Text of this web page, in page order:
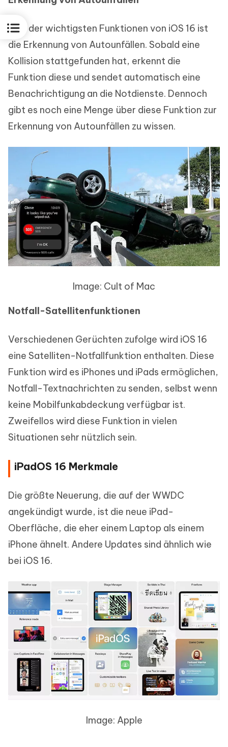
Eine der wichtigsten Funktionen von iOS 16 ist
die Erkennung von Autounfällen. Sobald eine
Kollision stattgefunden hat, erkennt die
Funktion diese und sendet automatisch eine
Benachrichtigung an die Notdienste. Dennoch
gibt es noch eine Menge über diese Funktion zur
Erkennung von Autounfällen zu wissen.
Image: Cult of Mac
Notfall-Satellitenfunktionen
Verschiedenen Gerüchten zufolge wird iOS 16
eine Satelliten-Notfallfunktion enthalten. Diese
Funktion wird es iPhones und iPads ermöglichen,
Notfall-Textnachrichten zu senden, selbst wenn
keine Mobilfunkabdeckung verfügbar ist.
Zweifellos wird diese Funktion in vielen
Situationen sehr nützlich sein.
iPadOS 16 Merkmale
Die größte Neuerung, die auf der WWDC
angekündigt wurde, ist die neue iPad-
Oberfläche, die eher einem Laptop als einem
iPhone ähnelt. Andere Updates sind ähnlich wie
bei iOS 16.
Image: Apple